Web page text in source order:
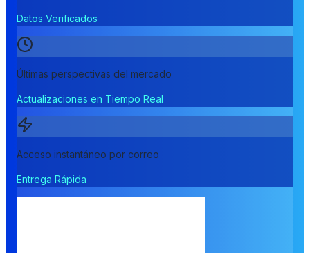
Datos Verificados
Últimas perspectivas del mercado
Actualizaciones en Tiempo Real
Acceso instantáneo por correo
Entrega Rápida